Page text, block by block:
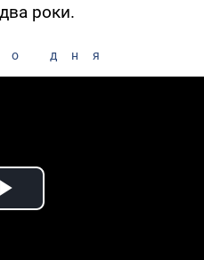
роки.
дня
Play Video